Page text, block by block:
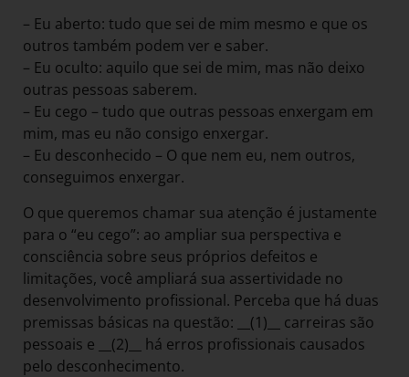
– Eu aberto: tudo que sei de mim mesmo e que os
outros também podem ver e saber.
– Eu oculto: aquilo que sei de mim, mas não deixo
outras pessoas saberem.
– Eu cego – tudo que outras pessoas enxergam em
mim, mas eu não consigo enxergar.
– Eu desconhecido – O que nem eu, nem outros,
conseguimos enxergar.
O que queremos chamar sua atenção é justamente
para o “eu cego”: ao ampliar sua perspectiva e
consciência sobre seus próprios defeitos e
limitações, você ampliará sua assertividade no
desenvolvimento profissional. Perceba que há duas
premissas básicas na questão: __(1)__ carreiras são
pessoais e __(2)__ há erros profissionais causados
pelo desconhecimento.